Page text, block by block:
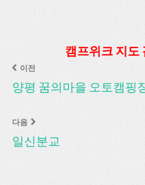
캠프위크 지도
이전
양평 꿈의마을 오토캠핑
다음
일신분교